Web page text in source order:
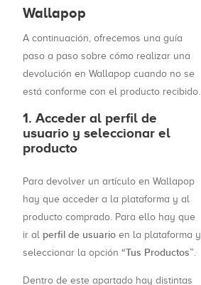
Wallapop
A continuación, ofrecemos una guía
paso a paso sobre cómo realizar una
devolución en Wallapop cuando no se
está conforme con el producto recibido.
1. Acceder al perfil de
usuario y seleccionar el
producto
Para devolver un artículo en Wallapop
hay que acceder a la plataforma y al
producto comprado. Para ello hay que
ir al perfil de usuario en la plataforma y
seleccionar la opción “Tus Productos”
Dentro de este apartado hay distintas